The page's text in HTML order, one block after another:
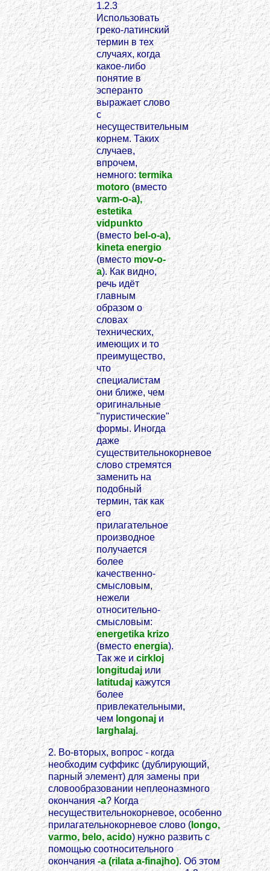
1.2.3
Использовать
греко-латинский
термин в тех
случаях, когда
какое-либо
понятие в
эсперанто
выражает слово
с
несуществительным
корнем. Таких
случаев,
впрочем,
немного:termika
motoro(вместо
varm-o-a),
estetika
vidpunkto
(вместо bel-o-a),
kineta energio
(вместоmov-o-
a). Как видно,
речь идёт
главным
образом о
словах
технических,
имеющих и то
преимущество,
что
специалистам
они ближе, чем
оригинальные
"пуристические"
формы. Иногда
даже
существительнокорневое
слово стремятся
заменить на
подобный
термин, так как
его
прилагательное
производное
получается
более
качественно-
смысловым,
нежели
относительно-
смысловым:
energetika krizo
(вместоenergia).
Так же иcirkloj
longitudajили
latitudajкажутся
более
привлекательными,
чемlongonaj и
larghalaj.
2. Во-вторых, вопрос - когда
необходим суффикс (дублирующий,
парный элемент) для замены при
словообразовании неплеоназмного
окончания -a? Когда
несуществительнокорневое, особенно
прилагательнокорневое слово (longo,
varmo, belo, acido) нужно развить с
помощью соотносительного
окончания -a (rilata a-finajho). Об этом